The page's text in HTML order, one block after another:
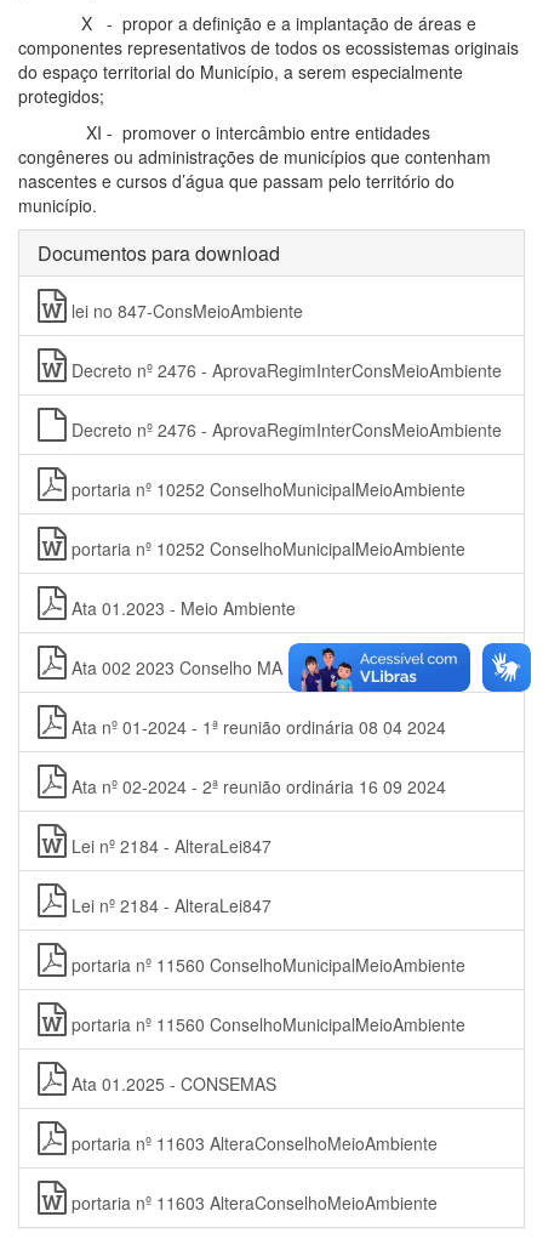
X - propor a definição e a implantação de áreas e
componentes representativos de todos os ecossistemas originais
do espaço territorial do Município, a serem especialmente
protegidos;
XI - promover o intercâmbio entre entidades
congêneres ou administrações de municípios que contenham
nascentes e cursos d’água que passam pelo território do
município.
Documentos para download
lei no 847-ConsMeioAmbiente
Decreto nº 2476 - AprovaRegimInterConsMeioAmbiente
Decreto nº 2476 - AprovaRegimInterConsMeioAmbiente
portaria nº 10252 ConselhoMunicipalMeioAmbiente
portaria nº 10252 ConselhoMunicipalMeioAmbiente
Ata 01.2023 - Meio Ambiente
Ata 002 2023 Conselho MA
Ata nº 01-2024 - 1ª reunião ordinária 08 04 2024
Ata nº 02-2024 - 2ª reunião ordinária 16 09 2024
Lei nº 2184 - AlteraLei847
Lei nº 2184 - AlteraLei847
portaria nº 11560 ConselhoMunicipalMeioAmbiente
portaria nº 11560 ConselhoMunicipalMeioAmbiente
Ata 01.2025 - CONSEMAS
portaria nº 11603 AlteraConselhoMeioAmbiente
portaria nº 11603 AlteraConselhoMeioAmbiente